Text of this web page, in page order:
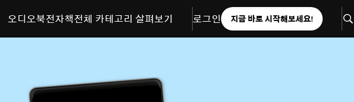
오디오북전자책전체 카테고리 살펴보기 로그인 지금 바로 시작해보세요!